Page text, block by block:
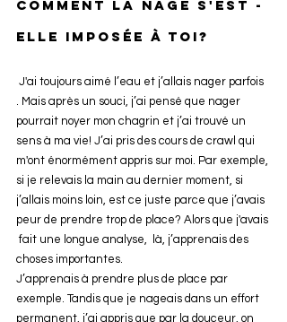
Comment la nage s'est -
elle imposée à toi?
. Mais après un souci, j’ai pensé que nager
pourrait noyer mon chagrin et j’ai trouvé un
sens à ma vie! J’ai pris des cours de crawl qui
m'ont énormément appris sur moi. Par exemple,
si je relevais la main au dernier moment, si
j’allais moins loin, est ce juste parce que j’avais
peur de prendre trop de place? Alors que j'avais
fait une longue analyse,  là, j’apprenais des
choses importantes.
J’apprenais à prendre plus de place par
exemple. Tandis que je nageais dans un effort
permanent, j’ai appris que par la douceur, on